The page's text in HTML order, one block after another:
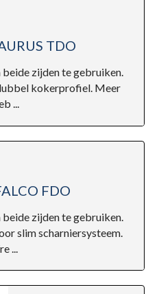
TDO
zijden te gebruiken.
kokerprofiel. Meer
...
FDO
zijden te gebruiken.
slim scharniersysteem.
...